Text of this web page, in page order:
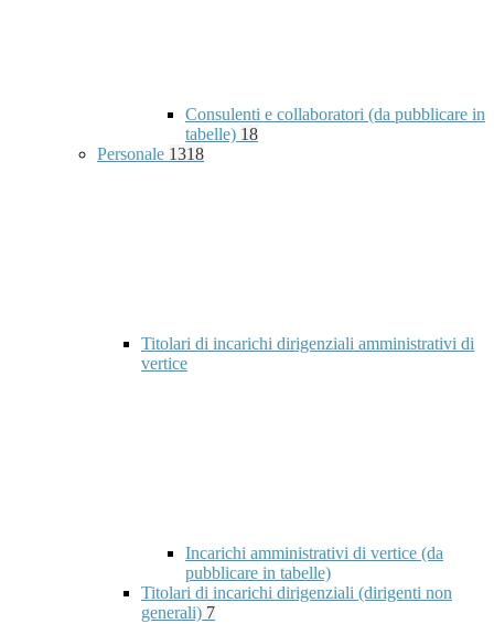
Consulenti e collaboratori (da pubblicare in
tabelle) 18
Personale 1318
Titolari di incarichi dirigenziali amministrativi di
vertice
Incarichi amministrativi di vertice (da
pubblicare in tabelle)
Titolari di incarichi dirigenziali (dirigenti non
generali) 7